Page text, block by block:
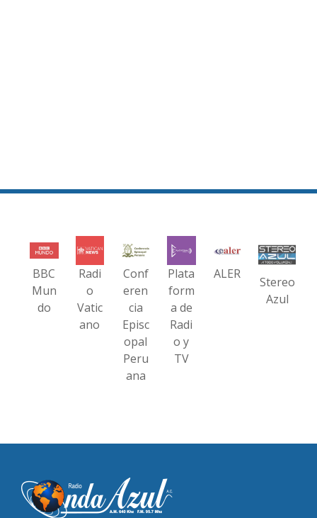
BBC
Mun
do
Radi
o
Vatic
ano
Conf
eren
cia
Episc
opal
Peru
ana
Plata
form
a de
Radi
o y
TV
ALER
Stereo
Azul